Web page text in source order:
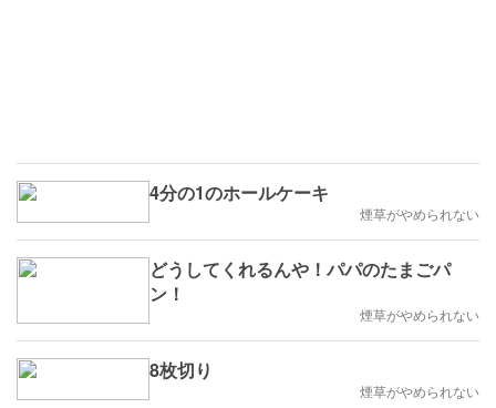
4分の1のホールケーキ
煙草がやめられない
どうしてくれるんや！パパのたまごパ
ン！
煙草がやめられない
8枚切り
煙草がやめられない